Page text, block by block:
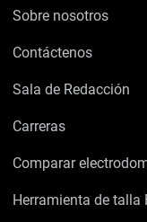
Sobre nosotros
Contáctenos
Sala de Redacción
Carreras
Comparar
Herramienta de talla